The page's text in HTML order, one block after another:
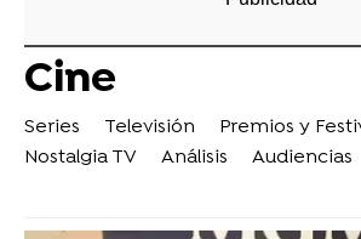
Cine
Series Televisión Premios y
Nostalgia TV
Análisis Audiencias